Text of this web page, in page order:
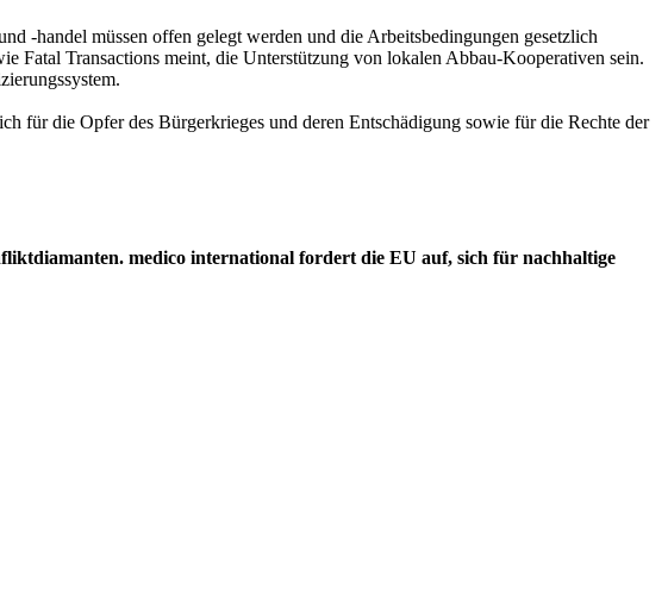
-handel müssen offen gelegt werden und die Arbeitsbedingungen gesetzlich
Transactions meint, die Unterstützung von lokalen Abbau-Kooperativen sein.
für die Opfer des Bürgerkrieges und deren Entschädigung sowie für die Rechte der
medico international fordert die EU auf, sich für nachhaltige